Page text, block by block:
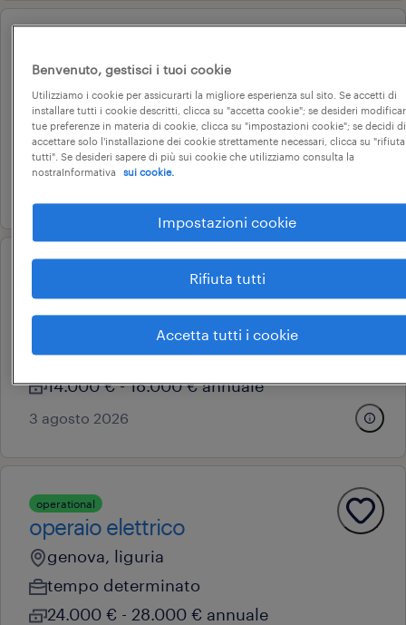
contabile (m/f/nb)
genova, liguria
tempo indeterminato
28.000 € - 34.000 € annuale
addetto alle pulizie (f/m/nb)
genova, liguria
tempo determinato
14.000 € - 18.000 € annuale
3 agosto 2026
operational
operaio elettrico
genova, liguria
tempo determinato
24.000 € - 28.000 € annuale
Benvenuto, gestisci i tuoi cookie
Utilizziamo i cookie per assicurarti la migliore esperienza sul sito. Se accetti di
installare tutti i cookie descritti, clicca su "accetta cookie"; se desideri
tue preferenze in materia di cookie, clicca su "impostazioni cookie"; se decidi di
accettare solo l'installazione dei cookie strettamente necessari, clicca su "rifiuta
tutti". Se desideri sapere di più sui cookie che utilizziamo consulta la
nostraInformativa
sui cookie.
Impostazioni cookie
Rifiuta tutti
Accetta tutti i cookie